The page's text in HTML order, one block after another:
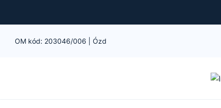
OM kód: 203046/006 Ózd